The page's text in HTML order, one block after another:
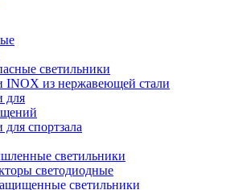
светильники
INOX из нержавеющей стали
для
спортзала
светильники
светодиодные
светильники